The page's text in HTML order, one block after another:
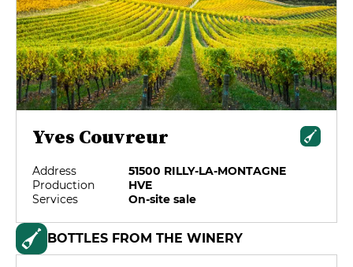
Yves Couvreur
Address
51500 RILLY-LA-MONTAGNE
Production
HVE
Services
On-site sale
BOTTLES FROM THE WINERY